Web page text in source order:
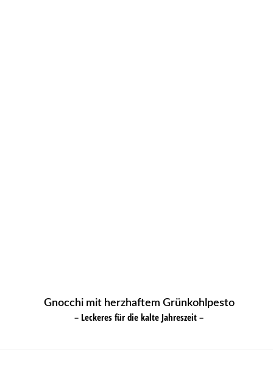
Gnocchi mit herzhaftem Grünkohlpesto
– Leckeres für die kalte Jahreszeit –